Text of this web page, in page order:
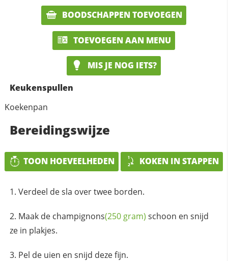
BOODSCHAPPEN TOEVOEGEN
TOEVOEGEN AAN MENU
MIS JE NOG IETS?
Keukenspullen
Koekenpan
Bereidingswijze
TOON HOEVEELHEDEN KOKEN IN STAPPEN
Verdeel de sla over twee borden.
Maak de champignons(250 gram) schoon en snijd
ze in plakjes.
Pel de uien en snijd deze fijn.